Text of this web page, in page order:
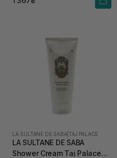
LA SULTANE DE SABA TAJ PALACE
LA SULTANE DE SABA
Shower Cream Taj Palace